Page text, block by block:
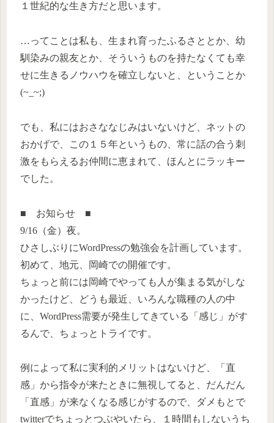
１世紀的な生き方だと思います。
…ってことは私も、生まれ育ったふるさととか、幼
馴染みの親友とか、そういうものを持たなくても幸
せに生きるノウハウを確立しないと、ということか
(~_~;)
でも、私にはおさななじみはいないけど、ネットの
おかげで、この１５年というもの、常に話の合う刺
激をもらえるお仲間に恵まれて、ほんとにラッキー
でした。
■ お知らせ ■
9/16（金）夜。
ひさしぶりにWordPressの勉強会を計画しています。
初めて、地元、岡崎での開催です。
ちょっと前には岡崎でやっても人が集まる気がしな
かったけど、どうも最近、いろんな職種の人の中
に、WordPress需要が発生してきている「感じ」がす
るんで、ちょっとトライです。
例によって私に実利的メリットはないけど、「直
感」から指令が来たときに無視してると、だんだん
「直感」が来なくなる感じがするので、ダメもとで
twitterでちょっとつぶやいたら、１時間もしないうち